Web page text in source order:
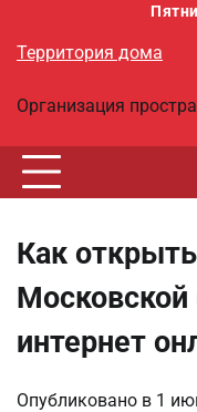
содержимому
Территория дома
Организация
Как
интернет
Опубликовано в 1